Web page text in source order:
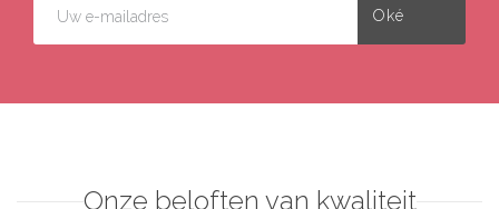
Onze beloften van kwaliteit